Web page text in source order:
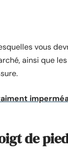
vous
ainsi que
de